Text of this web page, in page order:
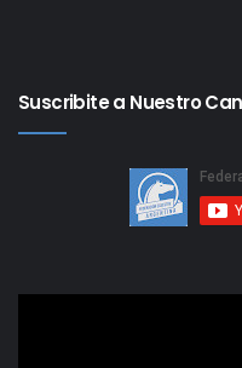
Suscribite a Nuestro